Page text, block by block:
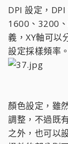
DPI 設定，
1600、3200
義，XY軸可以
設定採樣頻率。
顏色設定，雖
調整，不過既
之外，也可以